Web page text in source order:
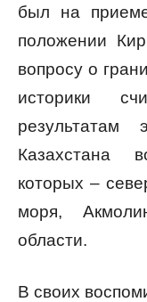
был на
положении
вопросу о
историки
результатам
Казахстана
которых –
моря,
области.
В своих